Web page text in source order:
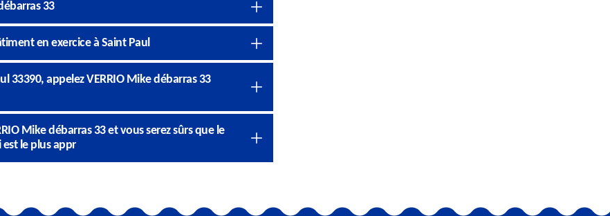
33
en exercice à Saint Paul
33390, appelez VERRIO Mike débarras 33
Mike débarras 33 et vous serez sûrs que le
le plus appr